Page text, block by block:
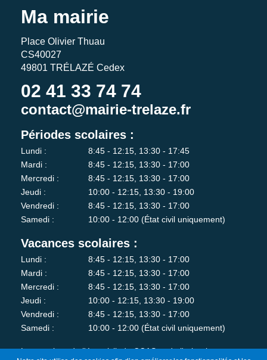
Ma mairie
Place Olivier Thuau
CS40027
49801 TRÉLAZÉ Cedex
02 41 33 74 74
contact@mairie-trelaze.fr
Périodes scolaires :
Lundi :
8:45 - 12:15, 13:30 - 17:45
Mardi :
8:45 - 12:15, 13:30 - 17:00
Mercredi :
8:45 - 12:15, 13:30 - 17:00
Jeudi :
10:00 - 12:15, 13:30 - 19:00
Vendredi :
8:45 - 12:15, 13:30 - 17:00
Samedi :
10:00 - 12:00 (État civil uniquement)
Vacances scolaires :
Lundi :
8:45 - 12:15, 13:30 - 17:00
Mardi :
8:45 - 12:15, 13:30 - 17:00
Mercredi :
8:45 - 12:15, 13:30 - 17:00
Jeudi :
10:00 - 12:15, 13:30 - 19:00
Vendredi :
8:45 - 12:15, 13:30 - 17:00
Samedi :
10:00 - 12:00 (État civil uniquement)
Les services de l'état-civil, du CCAS et de l'urbanisme sont